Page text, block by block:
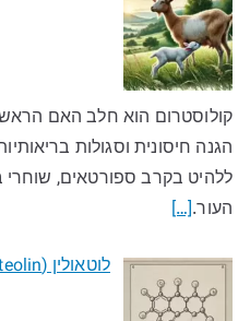
קולוסטרום הוא חלב האם
הגנה חיסונית וסגולות
ללהיט בקרב ספורטאים, שוחרי
העור.[…]
לוטאולין (luteolin)